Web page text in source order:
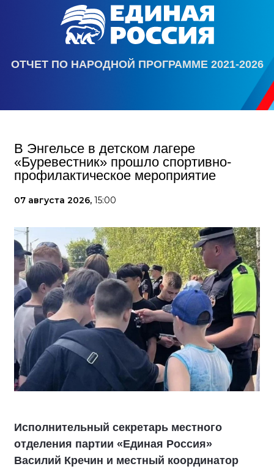
ОТЧЕТ ПО НАРОДНОЙ ПРОГРАММЕ 2021-2026
В Энгельсе в детском лагере
«Буревестник» прошло спортивно-
профилактическое мероприятие
07 августа 2026, 15:00
Исполнительный секретарь местного
отделения партии «Единая Россия»
Василий Кречин и местный координатор